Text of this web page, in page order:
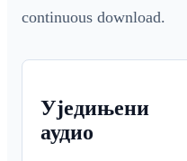
continuous download.
Уједињени
аудио